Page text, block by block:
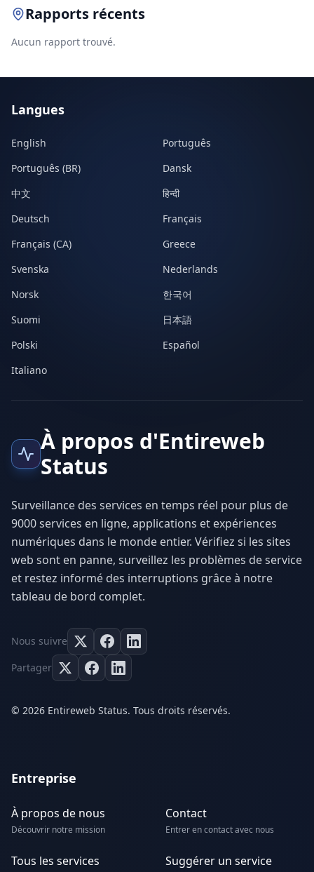
Rapports récents
Aucun rapport trouvé.
Langues
English
Português
Português (BR)
Dansk
中文
हिन्दी
Deutsch
Français
Français (CA)
Greece
Svenska
Nederlands
Norsk
한국어
Suomi
日本語
Polski
Español
Italiano
À propos d'Entireweb
Status
Surveillance des services en temps réel pour plus de
9000 services en ligne, applications et expériences
numériques dans le monde entier. Vérifiez si les sites
web sont en panne, surveillez les problèmes de service
et restez informé des interruptions grâce à notre
tableau de bord complet.
Nous suivre
Partager
© 2026 Entireweb Status. Tous droits réservés.
Entreprise
À propos de nous
Découvrir notre mission
Contact
Entrer en contact avec nous
Tous les services Suggérer un service